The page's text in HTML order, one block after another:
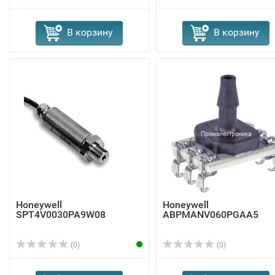
В корзину В корзину
Honeywell
SPT4V0030PA9W08
(0)
Honeywell
ABPMANV060PGAA5
(0)